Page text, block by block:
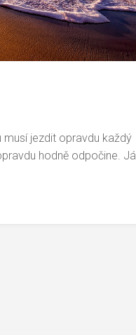
jezdit opravdu každý
hodně odpočine. Já